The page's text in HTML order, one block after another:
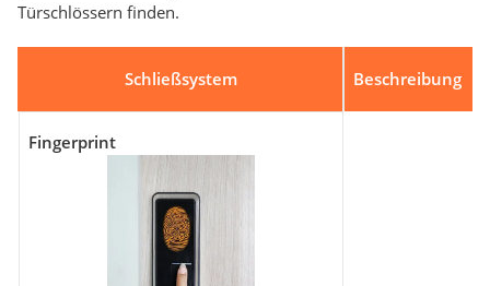
Türschlössern finden.
Schließsystem Beschreibung
Fingerprint